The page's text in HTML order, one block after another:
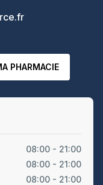
PHARMACIE
08:00 - 21:00
08:00 - 21:00
08:00 - 21:00